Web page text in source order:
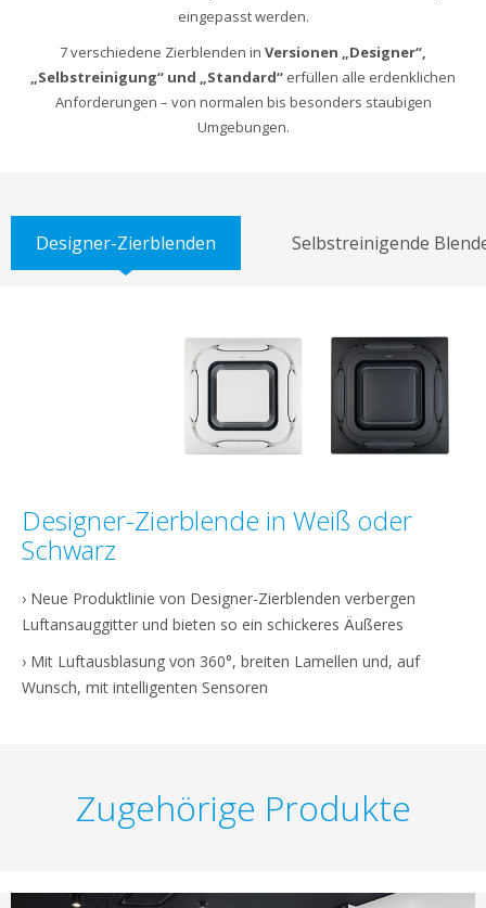
eingepasst werden.
7 verschiedene Zierblenden in Versionen „Designer“,
„Selbstreinigung“ und „Standard“ erfüllen alle erdenklichen
Anforderungen – von normalen bis besonders staubigen
Umgebungen.
Designer-Zierblenden Selbstreinigende
Designer-Zierblende in Weiß oder
Schwarz
› Neue Produktlinie von Designer-Zierblenden verbergen
Luftansauggitter und bieten so ein schickeres Äußeres
› Mit Luftausblasung von 360°, breiten Lamellen und, auf
Wunsch, mit intelligenten Sensoren
Zugehörige Produkte